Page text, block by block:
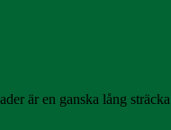
är en ganska lång